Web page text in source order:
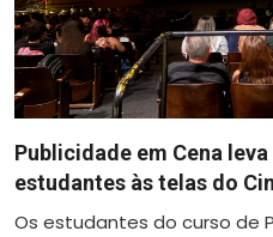
Publicidade em Cena
estudantes às telas do
Os estudantes do curso de